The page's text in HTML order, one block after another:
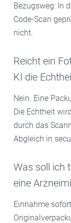
Bezugsweg: In
Code-Scan
nicht.
Reicht ein
KI die
Nein. Eine
Die Echtheit
durch das
Abgleich in
Was soll ich
eine
Einnahme